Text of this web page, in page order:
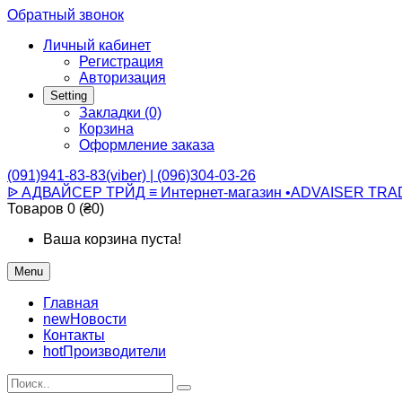
Обратный звонок
Личный кабинет
Регистрация
Авторизация
Setting
Закладки (0)
Корзина
Оформление заказа
(091)941-83-83(viber) | (096)304-03-26
ᐉ АДВАЙСЕР ТРЙД ≡ Интернет-магазин •ADVAISER
Товаров 0 (₴0)
Ваша корзина пуста!
Menu
Главная
newНовости
Контакты
hotПроизводители